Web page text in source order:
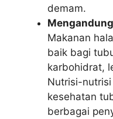
demam.
Makanan
baik bagi
karbohidrat,
Nutrisi-
kesehatan
berbagai